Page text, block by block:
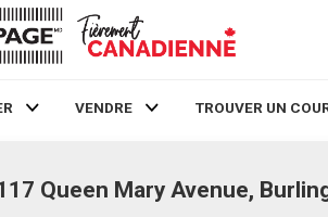
VENDRE TROUVER UN
Queen Mary Avenue,